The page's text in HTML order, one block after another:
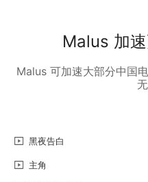
Malus 加
Malus 可加速大部分中国
黑夜告白
主角